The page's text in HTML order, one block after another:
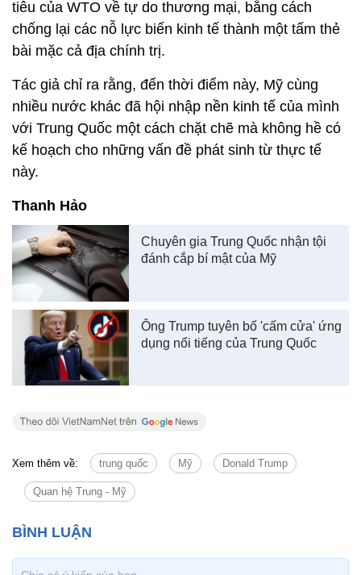
tiêu của WTO về tự do thương mại, bằng cách
chống lại các nỗ lực biến kinh tế thành một tấm thẻ
bài mặc cả địa chính trị.
Tác giả chỉ ra rằng, đến thời điểm này, Mỹ cùng
nhiều nước khác đã hội nhập nền kinh tế của mình
với Trung Quốc một cách chặt chẽ mà không hề có
kế hoạch cho những vấn đề phát sinh từ thực tế
này.
Thanh Hảo
Chuyên gia Trung Quốc nhận tội
đánh cắp bí mật của Mỹ
Ông Trump tuyên bố 'cấm cửa' ứng
dụng nổi tiếng của Trung Quốc
Xem thêm về: trung quốc Mỹ Donald Trump
Quan hệ Trung - Mỹ